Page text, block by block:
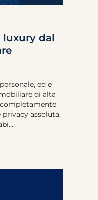
luxury dal
ed è
di alta
privacy assoluta,